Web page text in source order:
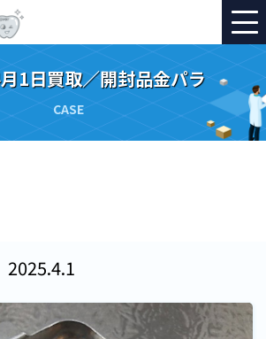
1日買取／開封品金パラ
CASE
2025.4.1